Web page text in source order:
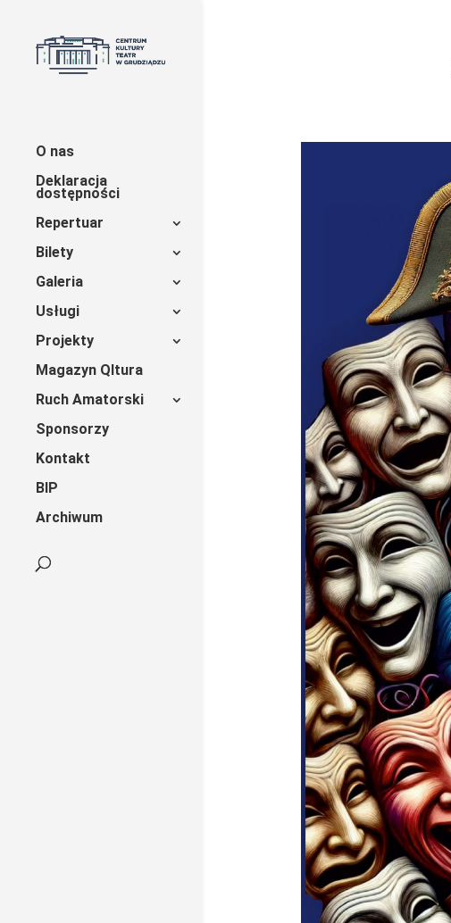
O nas
Deklaracja
dostępności
Repertuar
Bilety
Galeria
Usługi
Projekty
Magazyn Qltura
Ruch Amatorski
Sponsorzy
Kontakt
BIP
Archiwum